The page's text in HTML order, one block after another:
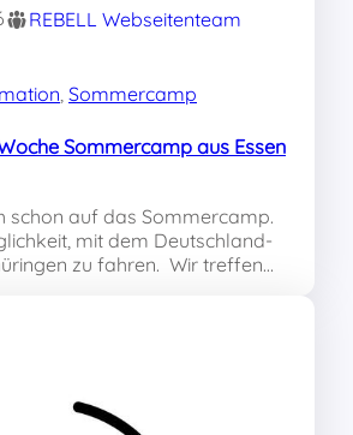
REBELL Webseitenteam
Sommercamp
Sommercamp aus Essen
schon auf das Sommercamp.
mit dem Deutschland-
zu fahren. Wir treffen…